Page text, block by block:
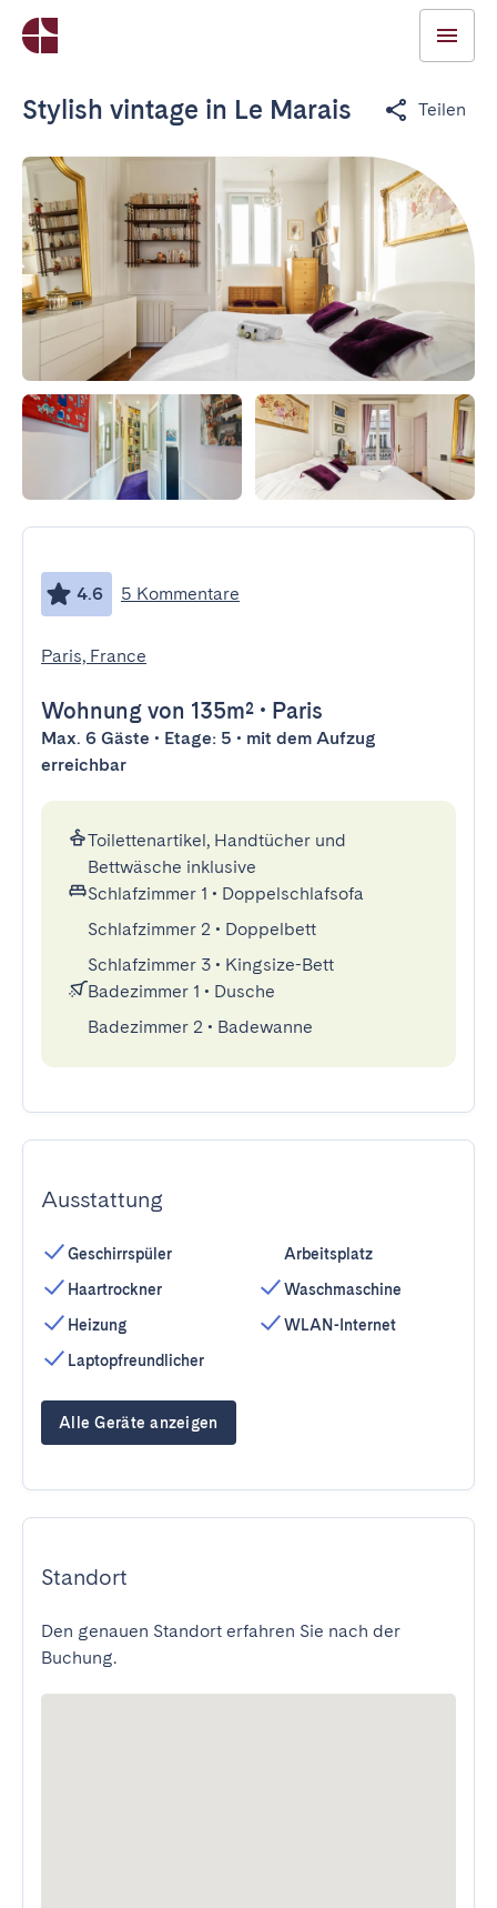
Stylish vintage in Le Marais Teilen
4.6 5 Kommentare
Paris, France
Wohnung von 135m² • Paris
Max. 6 Gäste • Etage: 5 • mit dem Aufzug
erreichbar
Toilettenartikel, Handtücher und
Bettwäsche inklusive
Schlafzimmer 1 • Doppelschlafsofa
Schlafzimmer 2 • Doppelbett
Schlafzimmer 3 • Kingsize-Bett
Badezimmer 1 • Dusche
Badezimmer 2 • Badewanne
Ausstattung
Geschirrspüler
Haartrockner
Heizung
Laptopfreundlicher
Arbeitsplatz
Waschmaschine
WLAN-Internet
Alle Geräte anzeigen
Standort
Den genauen Standort erfahren Sie nach der
Buchung.